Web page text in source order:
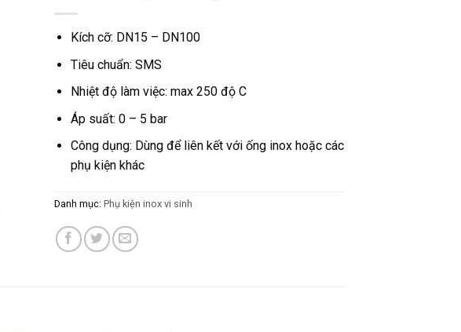
Kích cỡ: DN15 – DN100
Tiêu chuẩn: SMS
Nhiệt độ làm việc: max 250 độ C
Áp suất: 0 – 5 bar
Công dụng: Dùng để liên kết với ống inox hoặc các
phụ kiện khác
Danh mục:Phụ kiện inox vi sinh